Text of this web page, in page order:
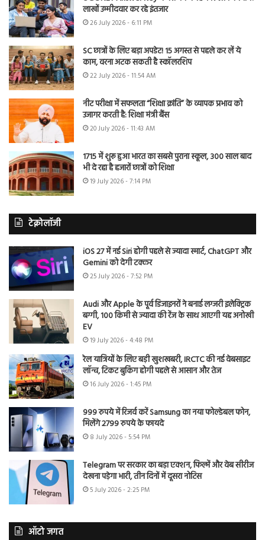
लाखों उम्मीदवार कर रहे इंतजार
26 July 2026 - 6:11 PM
SC छात्रों के लिए बड़ा अपडेट! 15 अगस्त से पहले कर लें ये
काम, वरना अटक सकती है स्कॉलरशिप
22 July 2026 - 11:54 AM
नीट परीक्षा में सफलता “शिक्षा क्रांति” के व्यापक प्रभाव को
उजागर करती है: शिक्षा मंत्री बैंस
20 July 2026 - 11:43 AM
1715 में शुरू हुआ भारत का सबसे पुराना स्कूल, 300 साल बाद
भी दे रहा है हजारों छात्रों को शिक्षा
19 July 2026 - 7:14 PM
टेक्नोलॉजी
iOS 27 में नई Siri होगी पहले से ज्यादा स्मार्ट, ChatGPT और
Gemini को देगी टक्कर
25 July 2026 - 7:52 PM
Audi और Apple के पूर्व डिजाइनरों ने बनाई लग्जरी इलेक्ट्रिक
बग्गी, 100 किमी से ज्यादा की रेंज के साथ आएगी यह अनोखी
EV
19 July 2026 - 4:48 PM
रेल यात्रियों के लिए बड़ी खुशखबरी, IRCTC की नई वेबसाइट
लॉन्च, टिकट बुकिंग होगी पहले से आसान और तेज
16 July 2026 - 1:45 PM
999 रुपये में रिजर्व करें Samsung का नया फोल्डेबल फोन,
मिलेंगे 2799 रुपये के फायदे
8 July 2026 - 5:54 PM
Telegram पर सरकार का बड़ा एक्शन, फिल्में और वेब सीरीज
देखना पड़ेगा भारी, तीन दिनों में दूसरा नोटिस
5 July 2026 - 2:25 PM
ऑटो जगत